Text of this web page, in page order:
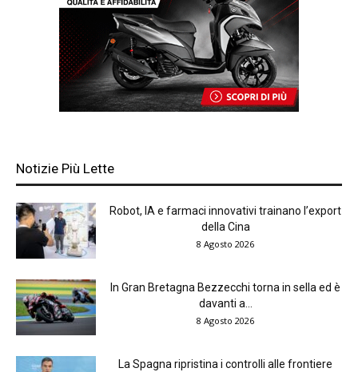
Notizie Più Lette
Robot, IA e farmaci innovativi trainano l’export
della Cina
8 Agosto 2026
In Gran Bretagna Bezzecchi torna in sella ed è
davanti a...
8 Agosto 2026
La Spagna ripristina i controlli alle frontiere